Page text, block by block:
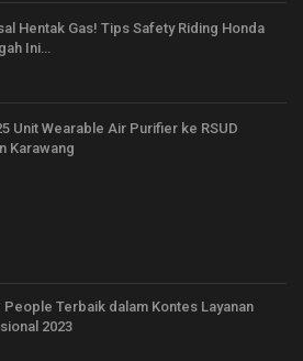
Hentak Gas! Tips Safety Riding Honda
Ini…
Unit Wearable Air Purifier ke RSUD
Karawang
People Terbaik dalam Kontes Layanan
2023